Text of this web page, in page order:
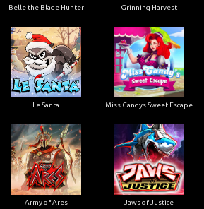
Belle the Blade Hunter Grinning Harvest
Le Santa Miss Candys Sweet Escape
Army of Ares Jaws of Justice